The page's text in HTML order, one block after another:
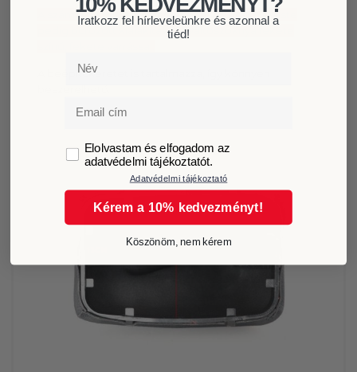
A számlapja fekete emblémás, a váltógomb teste
pedig bőrözött kialakítású. A váltószoknya fekete
A beépítőkeretet is tartalmazza, így könnyen
Iratkozz fel hírleveleünkre és azonnal a
tiéd!
Név
Email
GDPRElolvastam és elfogadom az
adatvédelmi tájékoztatót.
Adatvédelmi tájékoztató
Kérem a 10% kedvezményt!
Köszönöm, nem kérem